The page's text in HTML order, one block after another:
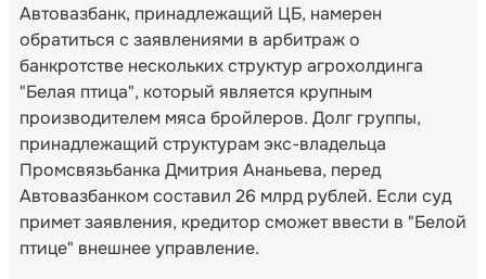
Автовазбанк, принадлежащий ЦБ, намерен
обратиться с заявлениями в арбитраж о
банкротстве нескольких структур агрохолдинга
"Белая птица", который является крупным
производителем мяса бройлеров. Долг группы,
принадлежащий структурам экс-владельца
Промсвязьбанка Дмитрия Ананьева, перед
Автовазбанком составил 26 млрд рублей. Если суд
примет заявления, кредитор сможет ввести в "Белой
птице" внешнее управление.